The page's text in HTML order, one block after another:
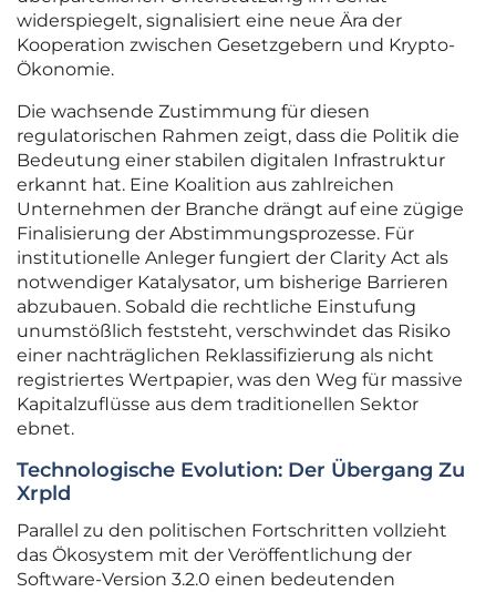
widerspiegelt, signalisiert eine neue Ära der
Kooperation zwischen Gesetzgebern und Krypto-
Ökonomie.
Die wachsende Zustimmung für diesen
regulatorischen Rahmen zeigt, dass die Politik die
Bedeutung einer stabilen digitalen Infrastruktur
erkannt hat. Eine Koalition aus zahlreichen
Unternehmen der Branche drängt auf eine zügige
Finalisierung der Abstimmungsprozesse. Für
institutionelle Anleger fungiert der Clarity Act als
notwendiger Katalysator, um bisherige Barrieren
abzubauen. Sobald die rechtliche Einstufung
unumstößlich feststeht, verschwindet das Risiko
einer nachträglichen Reklassifizierung als nicht
registriertes Wertpapier, was den Weg für massive
Kapitalzuflüsse aus dem traditionellen Sektor
ebnet.
Technologische Evolution: Der Übergang Zu
Xrpld
Parallel zu den politischen Fortschritten vollzieht
das Ökosystem mit der Veröffentlichung der
Software-Version 3.2.0 einen bedeutenden